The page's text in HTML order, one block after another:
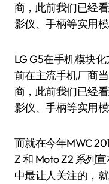
商，此前我们已经
影仪、手柄等实用模
LG G5在手机模块
前在主流手机厂商
商，此前我们已经
影仪、手柄等实用模
而就在今年MWC
Z 和 Moto Z2 系列
中最让人关注的，